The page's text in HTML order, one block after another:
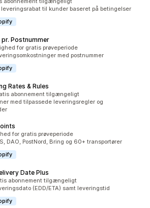
alt
til kunder baseret på betingelser
pr. Postnummer
i alt for gratis prøveperiode
med postnummer
Rates & Rules
i altabonnement tilgængeligt
med tilpassede leveringsregler og
alt for gratis prøveperiode
DAO, PostNord, Bring og 60+ transportører
Date Plus
i altabonnement tilgængeligt
(EDD/ETA) samt leveringstid